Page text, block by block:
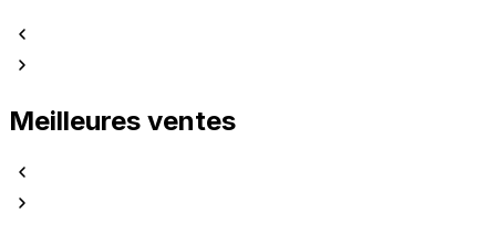
Meilleures ventes